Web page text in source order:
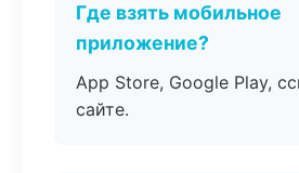
Где взять мобильное
приложение?
App Store, Google Play,
сайте.